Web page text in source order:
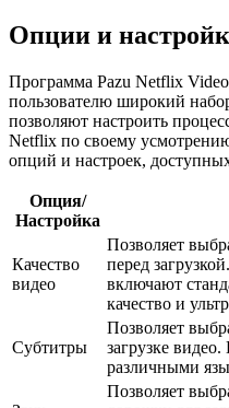
Опции и
Программа Pazu Netflix
пользователю широкий
позволяют настроить
Netflix по своему
опций и настроек,
Опция/
Настройка
Качество
видео
Позволяет
перед
включают
качество и
Субтитры
Позволяет
загрузке
различными
Позволяет